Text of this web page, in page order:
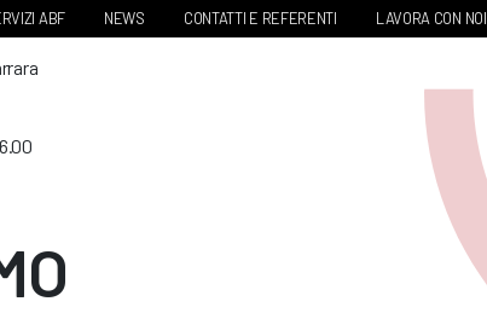
ABF NEWS CONTATTI E REFERENTI LAVORA CON NOI